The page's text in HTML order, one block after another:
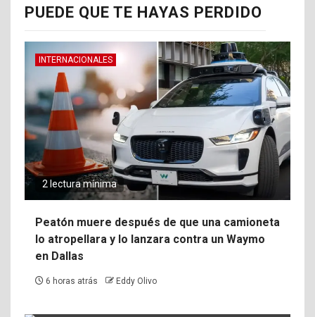
PUEDE QUE TE HAYAS PERDIDO
INTERNACIONALES
2 lectura mínima
Peatón muere después de que una camioneta
lo atropellara y lo lanzara contra un Waymo
en Dallas
6 horas atrás Eddy Olivo